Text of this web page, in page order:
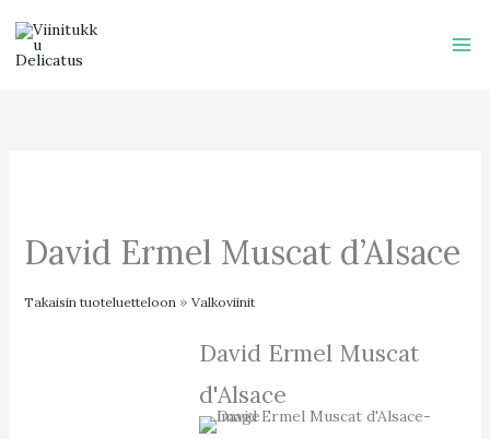
content
David Ermel Muscat d’Alsace
Takaisin tuoteluetteloon Valkoviinit
David Ermel Muscat
d'Alsace